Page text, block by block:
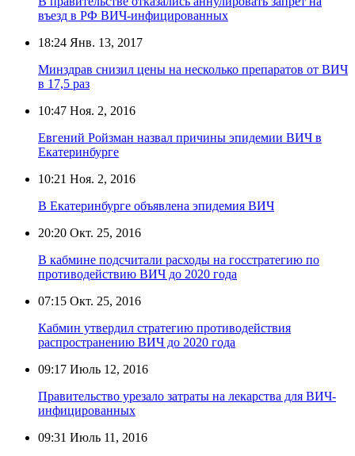
въезд в РФ ВИЧ-инфицированных
18:24 Янв. 13, 2017
Минздрав снизил цены на несколько препаратов от ВИЧ
в 17,5 раз
10:47 Ноя. 2, 2016
Евгений Ройзман назвал причины эпидемии ВИЧ в
Екатеринбурге
10:21 Ноя. 2, 2016
В Екатеринбурге объявлена эпидемия ВИЧ
20:20 Окт. 25, 2016
В кабмине подсчитали расходы на госстратегию по
противодействию ВИЧ до 2020 года
07:15 Окт. 25, 2016
Кабмин утвердил стратегию противодействия
распространению ВИЧ до 2020 года
09:17 Июль 12, 2016
Правительство урезало затраты на лекарства для ВИЧ-
инфицированных
09:31 Июль 11, 2016